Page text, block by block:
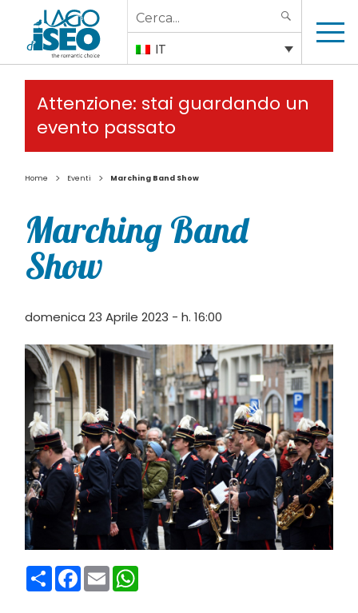
Search
for:
IT
Attenzione: stai guardando un
evento passato
Home > Eventi > Marching Band Show
Marching Band
Show
domenica 23 Aprile 2023 - h. 16:00
CondividiFacebook
Email